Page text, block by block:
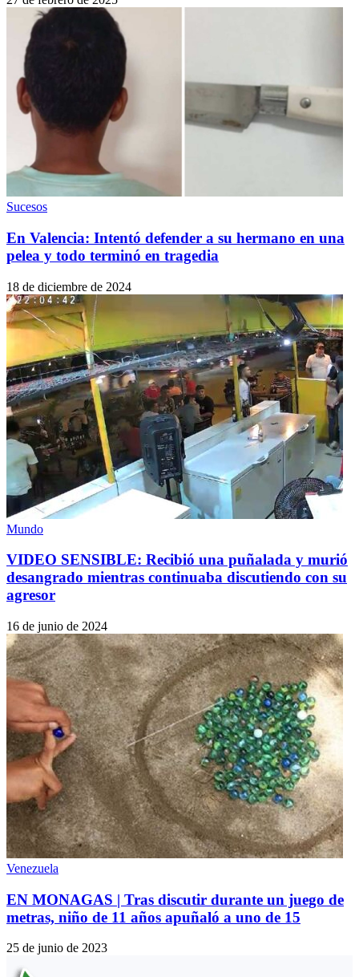
Sucesos
En Valencia: Intentó defender a su hermano en una
pelea y todo terminó en tragedia
18 de diciembre de 2024
Mundo
VIDEO SENSIBLE: Recibió una puñalada y murió
desangrado mientras continuaba discutiendo con su
agresor
16 de junio de 2024
Venezuela
EN MONAGAS | Tras discutir durante un juego de
metras, niño de 11 años apuñaló a uno de 15
25 de junio de 2023